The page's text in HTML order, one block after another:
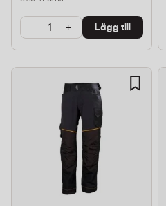
- + Lägg till